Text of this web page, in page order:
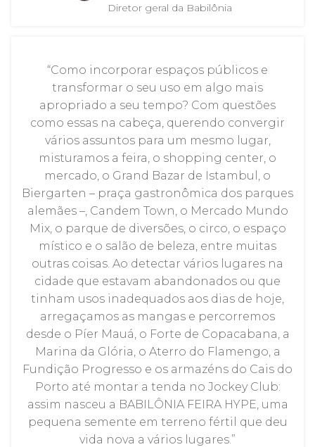
Diretor geral da Babilônia
“Como incorporar espaços públicos e
transformar o seu uso em algo mais
apropriado a seu tempo? Com questões
como essas na cabeça, querendo convergir
vários assuntos para um mesmo lugar,
misturamos a feira, o shopping center, o
mercado, o Grand Bazar de Istambul, o
Biergarten – praça gastronômica dos parques
alemães –, Candem Town, o Mercado Mundo
Mix, o parque de diversões, o circo, o espaço
místico e o salão de beleza, entre muitas
outras coisas. Ao detectar vários lugares na
cidade que estavam abandonados ou que
tinham usos inadequados aos dias de hoje,
arregaçamos as mangas e percorremos
desde o Píer Mauá, o Forte de Copacabana, a
Marina da Glória, o Aterro do Flamengo, a
Fundição Progresso e os armazéns do Cais do
Porto até montar a tenda no Jockey Club:
assim nasceu a BABILÔNIA FEIRA HYPE, uma
pequena semente em terreno fértil que deu
vida nova a vários lugares.”